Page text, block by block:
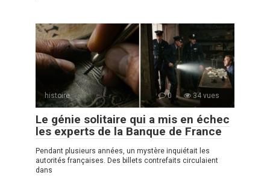
histoire 0 34 vues
Le génie solitaire qui a mis en échec
les experts de la Banque de France
Pendant plusieurs années, un mystère inquiétait les
autorités françaises. Des billets contrefaits circulaient
dans